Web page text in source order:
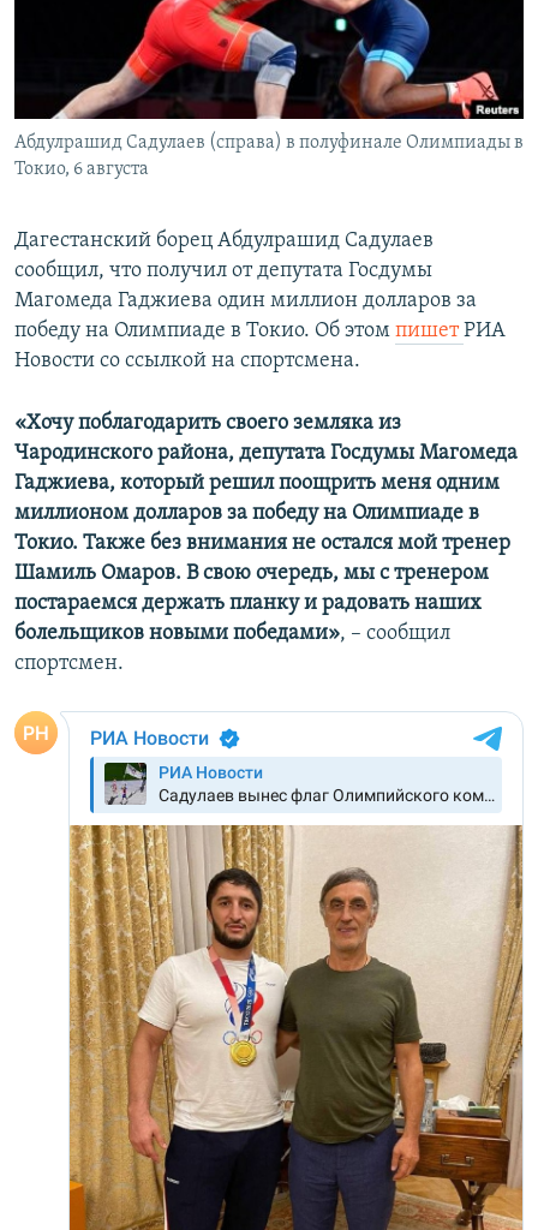
ЧИТАЕМ ПРЕССУ
АРХИВ РАДИОПРОГРАММЫ
Все сайты РСЕ/РС
Абдулрашид Садулаев (справа) в полуфинале Олимпиады в
Токио, 6 августа
Дагестанский борец Абдулрашид Садулаев
сообщил, что получил от депутата Госдумы
Магомеда Гаджиева один миллион долларов за
победу на Олимпиаде в Токио. Об этом пишетРИА
Новости со ссылкой на спортсмена.
«Хочу поблагодарить своего земляка из
Чародинского района, депутата Госдумы Магомеда
Гаджиева, который решил поощрить меня одним
миллионом долларов за победу на Олимпиаде в
Токио. Также без внимания не остался мой тренер
Шамиль Омаров. В свою очередь, мы с тренером
постараемся держать планку и радовать наших
болельщиков новыми победами», – сообщил
спортсмен.